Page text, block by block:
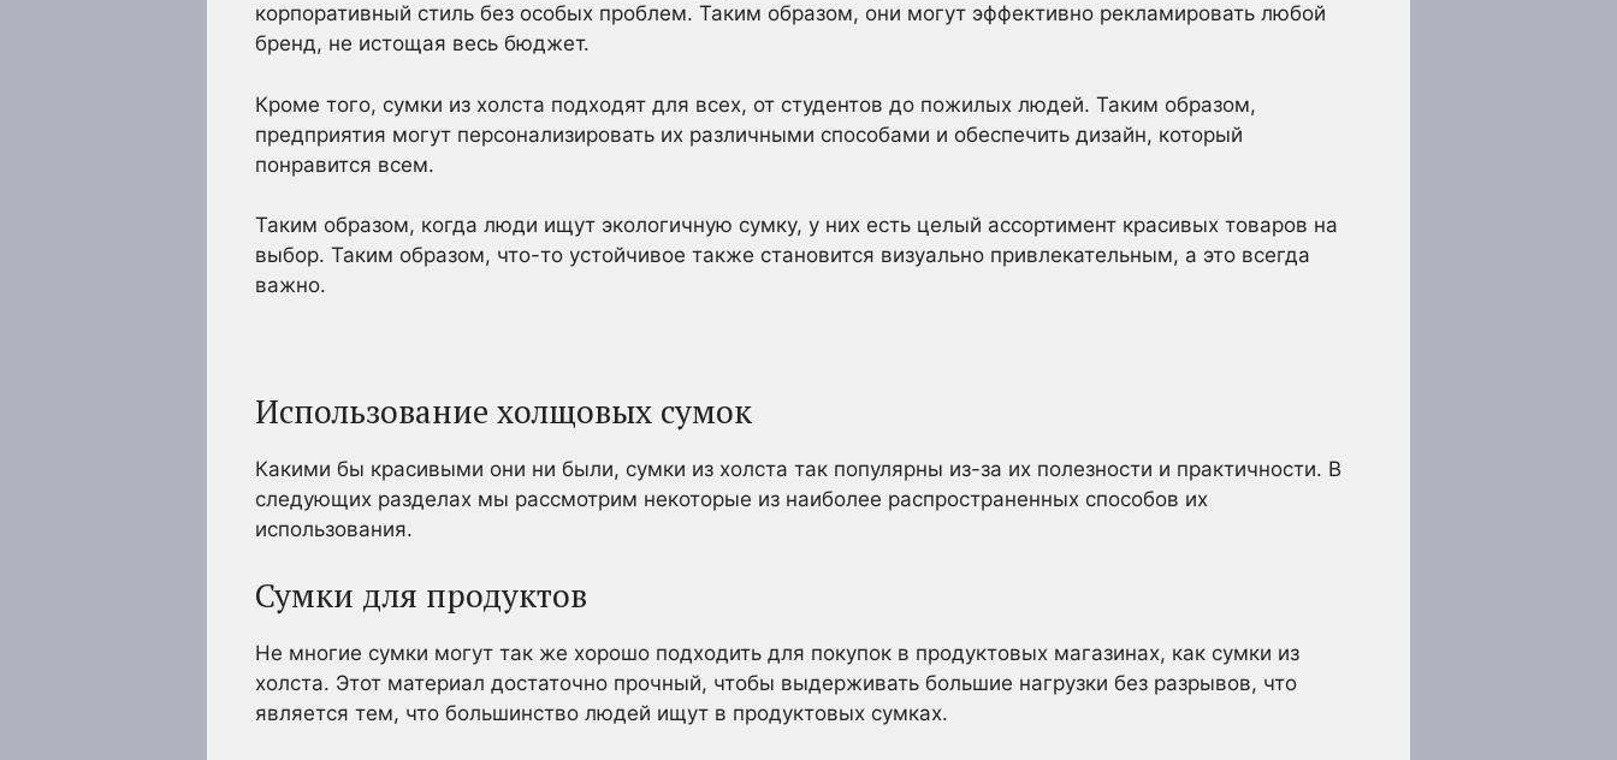
корпоративный стиль без особых проблем. Таким образом, они могут эффективно рекламировать любой
бренд, не истощая весь бюджет.
Кроме того, сумки из холста подходят для всех, от студентов до пожилых людей. Таким образом,
предприятия могут персонализировать их различными способами и обеспечить дизайн, который
понравится всем.
Таким образом, когда люди ищут экологичную сумку, у них есть целый ассортимент красивых товаров на
выбор. Таким образом, что-то устойчивое также становится визуально привлекательным, а это всегда
важно.
Использование холщовых сумок
Какими бы красивыми они ни были, сумки из холста так популярны из-за их полезности и практичности. В
следующих разделах мы рассмотрим некоторые из наиболее распространенных способов их
использования.
Сумки для продуктов
Не многие сумки могут так же хорошо подходить для покупок в продуктовых магазинах, как сумки из
холста. Этот материал достаточно прочный, чтобы выдерживать большие нагрузки без разрывов, что
является тем, что большинство людей ищут в продуктовых сумках.